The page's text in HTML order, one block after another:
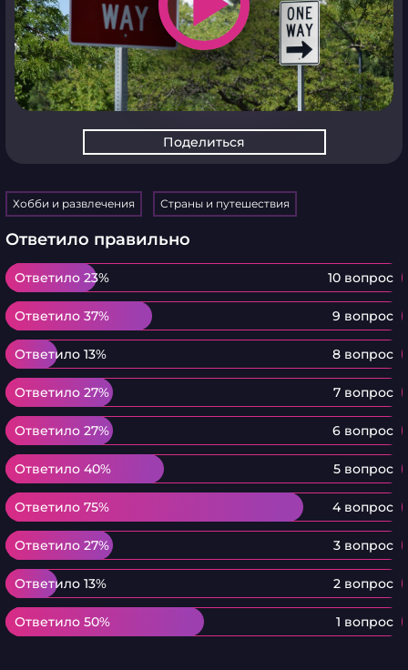
Поделиться
Хобби и развлечения Страны и путешествия
Ответило правильно
Ответило 23% 10 вопрос
Ответило 23%
Ответило 37% 9 вопрос
Ответило 37%
Ответило 13% 8 вопрос
Ответило 13%
Ответило 27% 7 вопрос
Ответило 27%
Ответило 27% 6 вопрос
Ответило 27%
Ответило 40% 5 вопрос
Ответило 40%
Ответило 75% 4 вопрос
Ответило 75%
Ответило 27% 3 вопрос
Ответило 27%
Ответило 13% 2 вопрос
Ответило 13%
Ответило 50% 1 вопрос
Ответило 50%